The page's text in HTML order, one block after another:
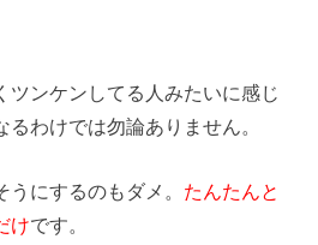
ツンケンしてる人みたいに感じ
わけでは勿論ありません。
にするのもダメ。 たんたんと
けです。